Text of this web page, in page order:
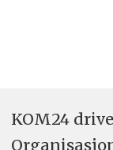
KOM24